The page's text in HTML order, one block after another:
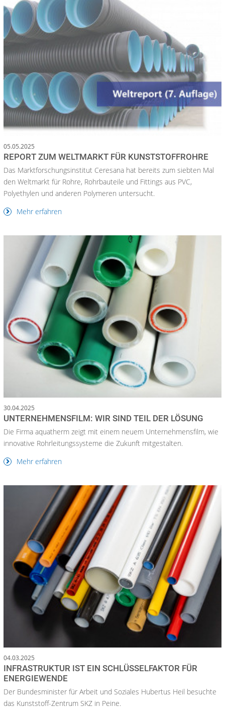
05.05.2025
REPORT ZUM WELTMARKT FÜR KUNSTSTOFFROHRE
Das Marktforschungsinstitut Ceresana hat bereits zum siebten Mal
den Weltmarkt für Rohre, Rohrbauteile und Fittings aus PVC,
Polyethylen und anderen Polymeren untersucht.
Mehr erfahren
30.04.2025
UNTERNEHMENSFILM: WIR SIND TEIL DER LÖSUNG
Die Firma aquatherm zeigt mit einem neuem Unternehmensfilm, wie
innovative Rohrleitungssysteme die Zukunft mitgestalten.
Mehr erfahren
04.03.2025
INFRASTRUKTUR IST EIN SCHLÜSSELFAKTOR FÜR
ENERGIEWENDE
Der Bundesminister für Arbeit und Soziales Hubertus Heil besuchte
das Kunststoff-Zentrum SKZ in Peine.